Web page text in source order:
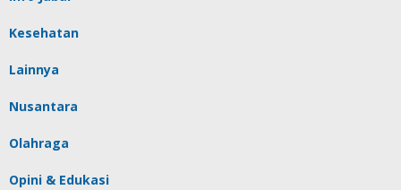
Kesehatan
Lainnya
Nusantara
Olahraga
Opini & Edukasi